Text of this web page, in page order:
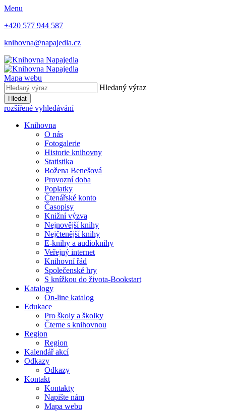
Menu
+420 577 944 587
knihovna@napajedla.cz
Mapa webu
Hledaný výraz
Hledat
rozšířené vyhledávání
Knihovna
O nás
Fotogalerie
Historie knihovny
Statistika
Božena Benešová
Provozní doba
Poplatky
Čtenářské konto
Časopisy
Knižní výzva
Nejnovější knihy
Nejčtenější knihy
E-knihy a audioknihy
Veřejný internet
Knihovní řád
Společenské hry
S knížkou do života-Bookstart
Katalogy
On-line katalog
Edukace
Pro školy a školky
Čteme s knihovnou
Region
Region
Kalendář akcí
Odkazy
Odkazy
Kontakt
Kontakty
Napište nám
Mapa webu